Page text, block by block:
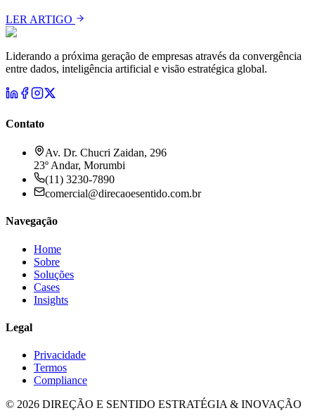
LER ARTIGO
Liderando a próxima geração de empresas através da convergência
entre dados, inteligência artificial e visão estratégica global.
Contato
Av. Dr. Chucri Zaidan, 296
23º Andar, Morumbi
(11) 3230-7890
comercial@direcaoesentido.com.br
Navegação
Home
Sobre
Soluções
Cases
Insights
Legal
Privacidade
Termos
Compliance
© 2026 DIREÇÃO E SENTIDO ESTRATÉGIA & INOVAÇÃO